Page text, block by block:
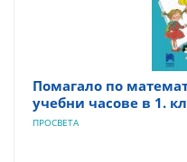
Помагало по
учебни часове в 1.
ПРОСВЕТА